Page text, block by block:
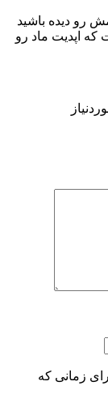
رو دیده باشید
که اپدیت ماد رو
زمانی که